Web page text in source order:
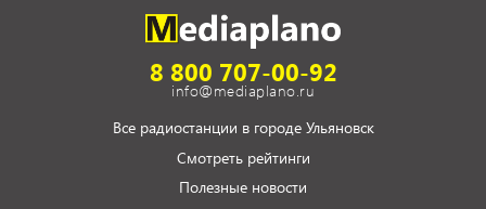
8 800 707-00-92
info@mediaplano.ru
Все радиостанции в городе Ульяновск
Смотреть рейтинги
Полезные новости